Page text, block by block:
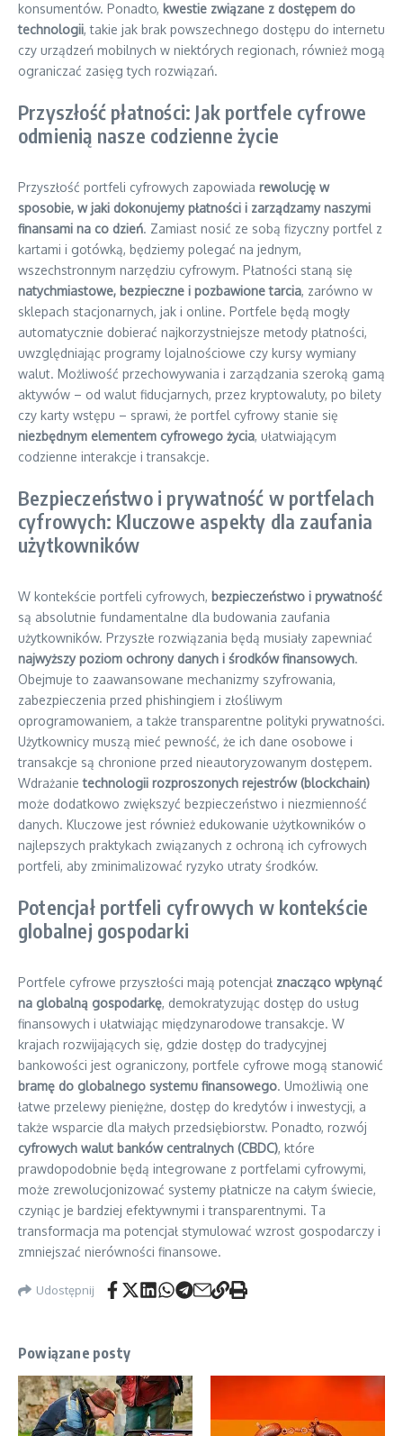
konsumentów. Ponadto, kwestie związane z dostępem do
technologii, takie jak brak powszechnego dostępu do internetu
czy urządzeń mobilnych w niektórych regionach, również mogą
ograniczać zasięg tych rozwiązań.
Przyszłość płatności: Jak portfele cyfrowe
odmienią nasze codzienne życie
Przyszłość portfeli cyfrowych zapowiada rewolucję w
sposobie, w jaki dokonujemy płatności i zarządzamy naszymi
finansami na co dzień. Zamiast nosić ze sobą fizyczny portfel z
kartami i gotówką, będziemy polegać na jednym,
wszechstronnym narzędziu cyfrowym. Płatności staną się
natychmiastowe, bezpieczne i pozbawione tarcia, zarówno w
sklepach stacjonarnych, jak i online. Portfele będą mogły
automatycznie dobierać najkorzystniejsze metody płatności,
uwzględniając programy lojalnościowe czy kursy wymiany
walut. Możliwość przechowywania i zarządzania szeroką gamą
aktywów – od walut fiducjarnych, przez kryptowaluty, po bilety
czy karty wstępu – sprawi, że portfel cyfrowy stanie się
niezbędnym elementem cyfrowego życia, ułatwiającym
codzienne interakcje i transakcje.
Bezpieczeństwo i prywatność w portfelach
cyfrowych: Kluczowe aspekty dla zaufania
użytkowników
W kontekście portfeli cyfrowych, bezpieczeństwo i prywatność
są absolutnie fundamentalne dla budowania zaufania
użytkowników. Przyszłe rozwiązania będą musiały zapewniać
najwyższy poziom ochrony danych i środków finansowych.
Obejmuje to zaawansowane mechanizmy szyfrowania,
zabezpieczenia przed phishingiem i złośliwym
oprogramowaniem, a także transparentne polityki prywatności.
Użytkownicy muszą mieć pewność, że ich dane osobowe i
transakcje są chronione przed nieautoryzowanym dostępem.
Wdrażanietechnologii rozproszonych rejestrów (blockchain)
może dodatkowo zwiększyć bezpieczeństwo i niezmienność
danych. Kluczowe jest również edukowanie użytkowników o
najlepszych praktykach związanych z ochroną ich cyfrowych
portfeli, aby zminimalizować ryzyko utraty środków.
Potencjał portfeli cyfrowych w kontekście
globalnej gospodarki
Portfele cyfrowe przyszłości mają potencjał znacząco wpłynąć
na globalną gospodarkę, demokratyzując dostęp do usług
finansowych i ułatwiając międzynarodowe transakcje. W
krajach rozwijających się, gdzie dostęp do tradycyjnej
bankowości jest ograniczony, portfele cyfrowe mogą stanowić
bramę do globalnego systemu finansowego. Umożliwią one
łatwe przelewy pieniężne, dostęp do kredytów i inwestycji, a
także wsparcie dla małych przedsiębiorstw. Ponadto, rozwój
cyfrowych walut banków centralnych (CBDC), które
prawdopodobnie będą integrowane z portfelami cyfrowymi,
może zrewolucjonizować systemy płatnicze na całym świecie,
czyniąc je bardziej efektywnymi i transparentnymi. Ta
transformacja ma potencjał stymulować wzrost gospodarczy i
zmniejszać nierówności finansowe.
Udostępnij
Powiązane posty